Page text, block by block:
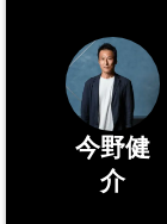
今野健
介